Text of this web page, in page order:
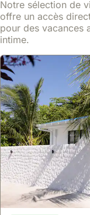
permet
de
profiter
d'un
espace
privé,
souvent
avec
une
piscine
dédiée
et
un
accès
direct
à
Notre sélection de
offre un accès
pour des vacances
intime.